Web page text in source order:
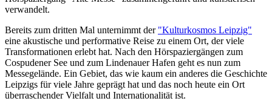
verwandelt.
Bereits zum dritten Mal unternimmt der "Kulturkosmos Leipzig"
eine akustische und performative Reise zu einem Ort, der viele
Transformationen erlebt hat. Nach den Hörspaziergängen zum
Cospudener See und zum Lindenauer Hafen geht es nun zum
Messegelände. Ein Gebiet, das wie kaum ein anderes die Geschichte
Leipzigs für viele Jahre geprägt hat und das noch heute ein Ort
überraschender Vielfalt und Internationalität ist.